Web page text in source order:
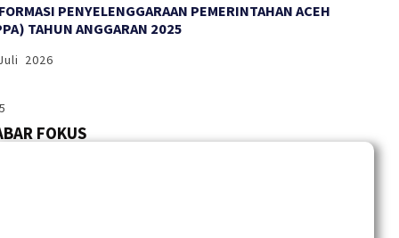
PENYELENGGARAAN PEMERINTAHAN ACEH
TAHUN ANGGARAN 2025
2026
FOKUS